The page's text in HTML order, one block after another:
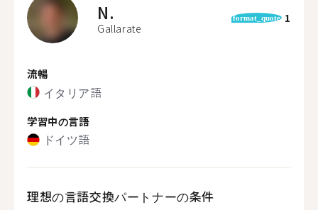
N.
Gallarate
format_quote 1
流暢
イタリア語
学習中の言語
ドイツ語
理想の言語交換パートナーの条件